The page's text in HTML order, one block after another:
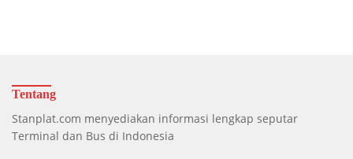
Tentang
Stanplat.com menyediakan informasi lengkap seputar
Terminal dan Bus di Indonesia